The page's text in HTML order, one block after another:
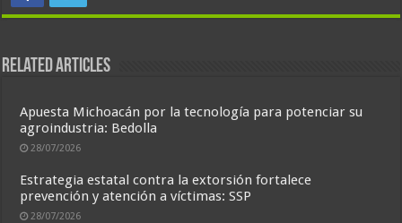
Related Articles
Apuesta Michoacán por la tecnología para potenciar su
agroindustria: Bedolla
28/07/2026
Estrategia estatal contra la extorsión fortalece
prevención y atención a víctimas: SSP
28/07/2026